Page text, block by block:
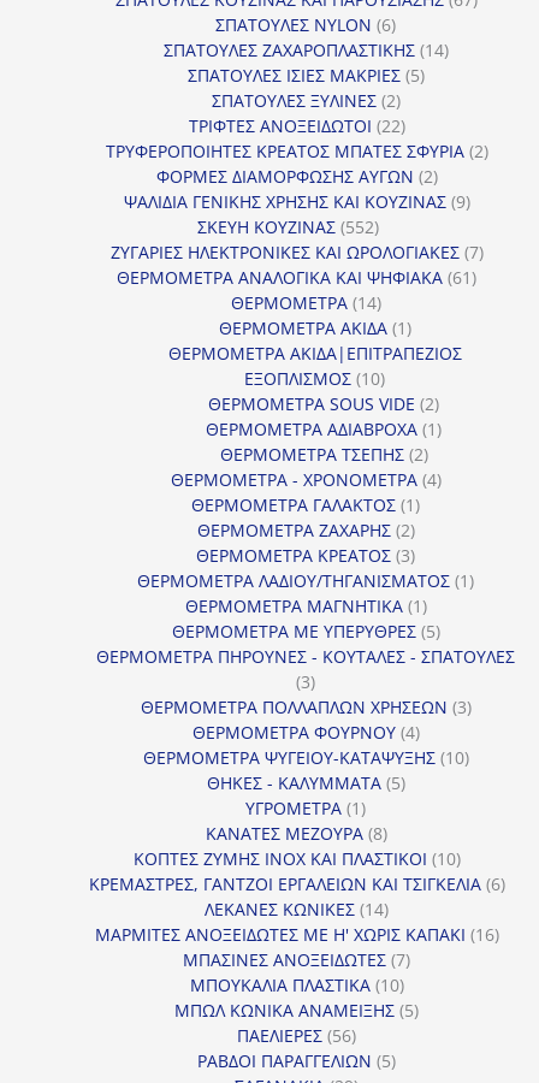
ΣΠΑΤΟΥΛΕΣ NYLON 66
προϊόντα
ΣΠΑΤΟΥΛΕΣ ΖΑΧΑΡΟΠΛΑΣΤΙΚΗΣ 1414
ΣΠΑΤΟΥΛΕΣ ΙΣΙΕΣ ΜΑΚΡΙΕΣ 55
ΣΠΑΤΟΥΛΕΣ ΞΥΛΙΝΕΣ 22
προϊόντα
ΤΡΙΦΤΕΣ ΑΝΟΞΕΙΔΩΤΟΙ 2222
προϊόντα
ΤΡΥΦΕΡΟΠΟΙΗΤΕΣ ΚΡΕΑΤΟΣ ΜΠΑΤΕΣ ΣΦΥΡΙΑ 22
ΦΟΡΜΕΣ ΔΙΑΜΟΡΦΩΣΗΣ ΑΥΓΩΝ 22
προϊόντα
ΨΑΛΙΔΙΑ ΓΕΝΙΚΗΣ ΧΡΗΣΗΣ ΚΑΙ ΚΟΥΖΙΝΑΣ 99
ΣΚΕΥΗ ΚΟΥΖΙΝΑΣ 552552
προϊόντα
ΖΥΓΑΡΙΕΣ ΗΛΕΚΤΡΟΝΙΚΕΣ ΚΑΙ ΩΡΟΛΟΓΙΑΚΕΣ 77
ΘΕΡΜΟΜΕΤΡΑ ΑΝΑΛΟΓΙΚΑ ΚΑΙ ΨΗΦΙΑΚΑ 6161
ΘΕΡΜΟΜΕΤΡΑ 1414
προϊόντα
ΘΕΡΜΟΜΕΤΡΑ ΑΚΙΔΑ 11
προϊόν
ΘΕΡΜΟΜΕΤΡΑ ΑΚΙΔΑ|ΕΠΙΤΡΑΠΕΖΙΟΣ
ΕΞΟΠΛΙΣΜΟΣ 1010
προϊόντα
ΘΕΡΜΟΜΕΤΡΑ SOUS VIDE 22
προϊόντα
ΘΕΡΜΟΜΕΤΡΑ ΑΔΙΑΒΡΟΧΑ 11
ΘΕΡΜΟΜΕΤΡΑ ΤΣΕΠΗΣ 22
προϊόντα
ΘΕΡΜΟΜΕΤΡΑ - ΧΡΟΝΟΜΕΤΡΑ 44
ΘΕΡΜΟΜΕΤΡΑ ΓΑΛΑΚΤΟΣ 11
προϊόν
ΘΕΡΜΟΜΕΤΡΑ ΖΑΧΑΡΗΣ 22
προϊόντα
ΘΕΡΜΟΜΕΤΡΑ ΚΡΕΑΤΟΣ 33
προϊόντα
ΘΕΡΜΟΜΕΤΡΑ ΛΑΔΙΟΥ/ΤΗΓΑΝΙΣΜΑΤΟΣ 11
ΘΕΡΜΟΜΕΤΡΑ ΜΑΓΝΗΤΙΚΑ 11
προϊόν
ΘΕΡΜΟΜΕΤΡΑ ΜΕ ΥΠΕΡΥΘΡΕΣ 55
προϊόντα
ΘΕΡΜΟΜΕΤΡΑ ΠΗΡΟΥΝΕΣ - ΚΟΥΤΑΛΕΣ - ΣΠΑΤΟΥΛΕΣ
33
προϊόντα
ΘΕΡΜΟΜΕΤΡΑ ΠΟΛΛΑΠΛΩΝ ΧΡΗΣΕΩΝ 33
ΘΕΡΜΟΜΕΤΡΑ ΦΟΥΡΝΟΥ 44
προϊόντα
ΘΕΡΜΟΜΕΤΡΑ ΨΥΓΕΙΟΥ-ΚΑΤΑΨΥΞΗΣ 1010
ΘΗΚΕΣ - ΚΑΛΥΜΜΑΤΑ 55
ΥΓΡΟΜΕΤΡΑ 11
προϊόν
ΚΑΝΑΤΕΣ ΜΕΖΟΥΡΑ 88
προϊόντα
ΚΟΠΤΕΣ ΖΥΜΗΣ INOX ΚΑΙ ΠΛΑΣΤΙΚΟΙ 1010
προϊόντα
ΚΡΕΜΑΣΤΡΕΣ, ΓΑΝΤΖΟΙ ΕΡΓΑΛΕΙΩΝ ΚΑΙ ΤΣΙΓΚΕΛΙΑ 66
ΛΕΚΑΝΕΣ ΚΩΝΙΚΕΣ 1414
προϊόντα
ΜΑΡΜΙΤΕΣ ΑΝΟΞΕΙΔΩΤΕΣ ΜΕ Η' ΧΩΡΙΣ ΚΑΠΑΚΙ 1616
ΜΠΑΣΙΝΕΣ ΑΝΟΞΕΙΔΩΤΕΣ 77
ΜΠΟΥΚΑΛΙΑ ΠΛΑΣΤΙΚΑ 1010
προϊόντα
ΜΠΩΛ ΚΩΝΙΚΑ ΑΝΑΜΕΙΞΗΣ 55
ΠΑΕΛΙΕΡΕΣ 5656
προϊόντα
ΡΑΒΔΟΙ ΠΑΡΑΓΓΕΛΙΩΝ 55